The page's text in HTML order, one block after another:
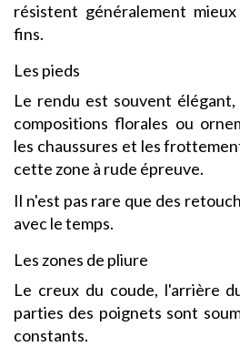
résistent généralement
fins.
Les pieds
Le rendu est souvent
compositions florales ou
les chaussures et les
cette zone à rude épreuve.
Il n'est pas rare que des
avec le temps.
Les zones de pliure
Le creux du coude, l'arrière
parties des poignets sont
constants.